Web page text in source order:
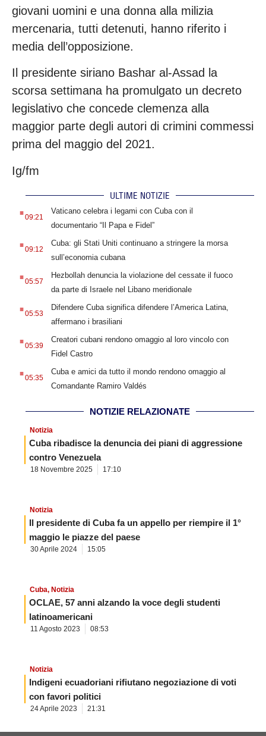
giovani uomini e una donna alla milizia
mercenaria, tutti detenuti, hanno riferito i
media dell’opposizione.
Il presidente siriano Bashar al-Assad la
scorsa settimana ha promulgato un decreto
legislativo che concede clemenza alla
maggior parte degli autori di crimini commessi
prima del maggio del 2021.
Ig/fm
ULTIME NOTIZIE
.09:21
Vaticano celebra i legami con Cuba con il
documentario “Il Papa e Fidel”
.09:12
Cuba: gli Stati Uniti continuano a stringere la morsa
sull’economia cubana
.05:57
Hezbollah denuncia la violazione del cessate il fuoco
da parte di Israele nel Libano meridionale
.05:53
Difendere Cuba significa difendere l’America Latina,
affermano i brasiliani
.05:39
Creatori cubani rendono omaggio al loro vincolo con
Fidel Castro
.05:35
Cuba e amici da tutto il mondo rendono omaggio al
Comandante Ramiro Valdés
NOTIZIE RELAZIONATE
Notizia
Cuba ribadisce la denuncia dei piani di aggressione
contro Venezuela
18 Novembre 2025 17:10
Notizia
Il presidente di Cuba fa un appello per riempire il 1°
maggio le piazze del paese
30 Aprile 2024 15:05
Cuba, Notizia
OCLAE, 57 anni alzando la voce degli studenti
latinoamericani
11 Agosto 2023 08:53
Notizia
Indigeni ecuadoriani rifiutano negoziazione di voti
con favori politici
24 Aprile 2023 21:31